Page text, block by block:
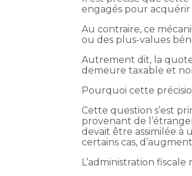
engagés pour
Au contraire, ce
ou des plus-values
Autrement dit, la
demeure taxable et
Pourquoi cette
Cette question s’est
provenant de
devait être assimilée à
certains cas,
L’administration